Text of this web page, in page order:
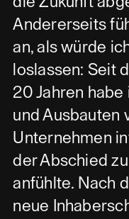
Andererseits
an, als würde
loslassen: Seit
20 Jahren
und Ausbauten
Unternehmen
der Abschied
anfühlte. Nach
neue